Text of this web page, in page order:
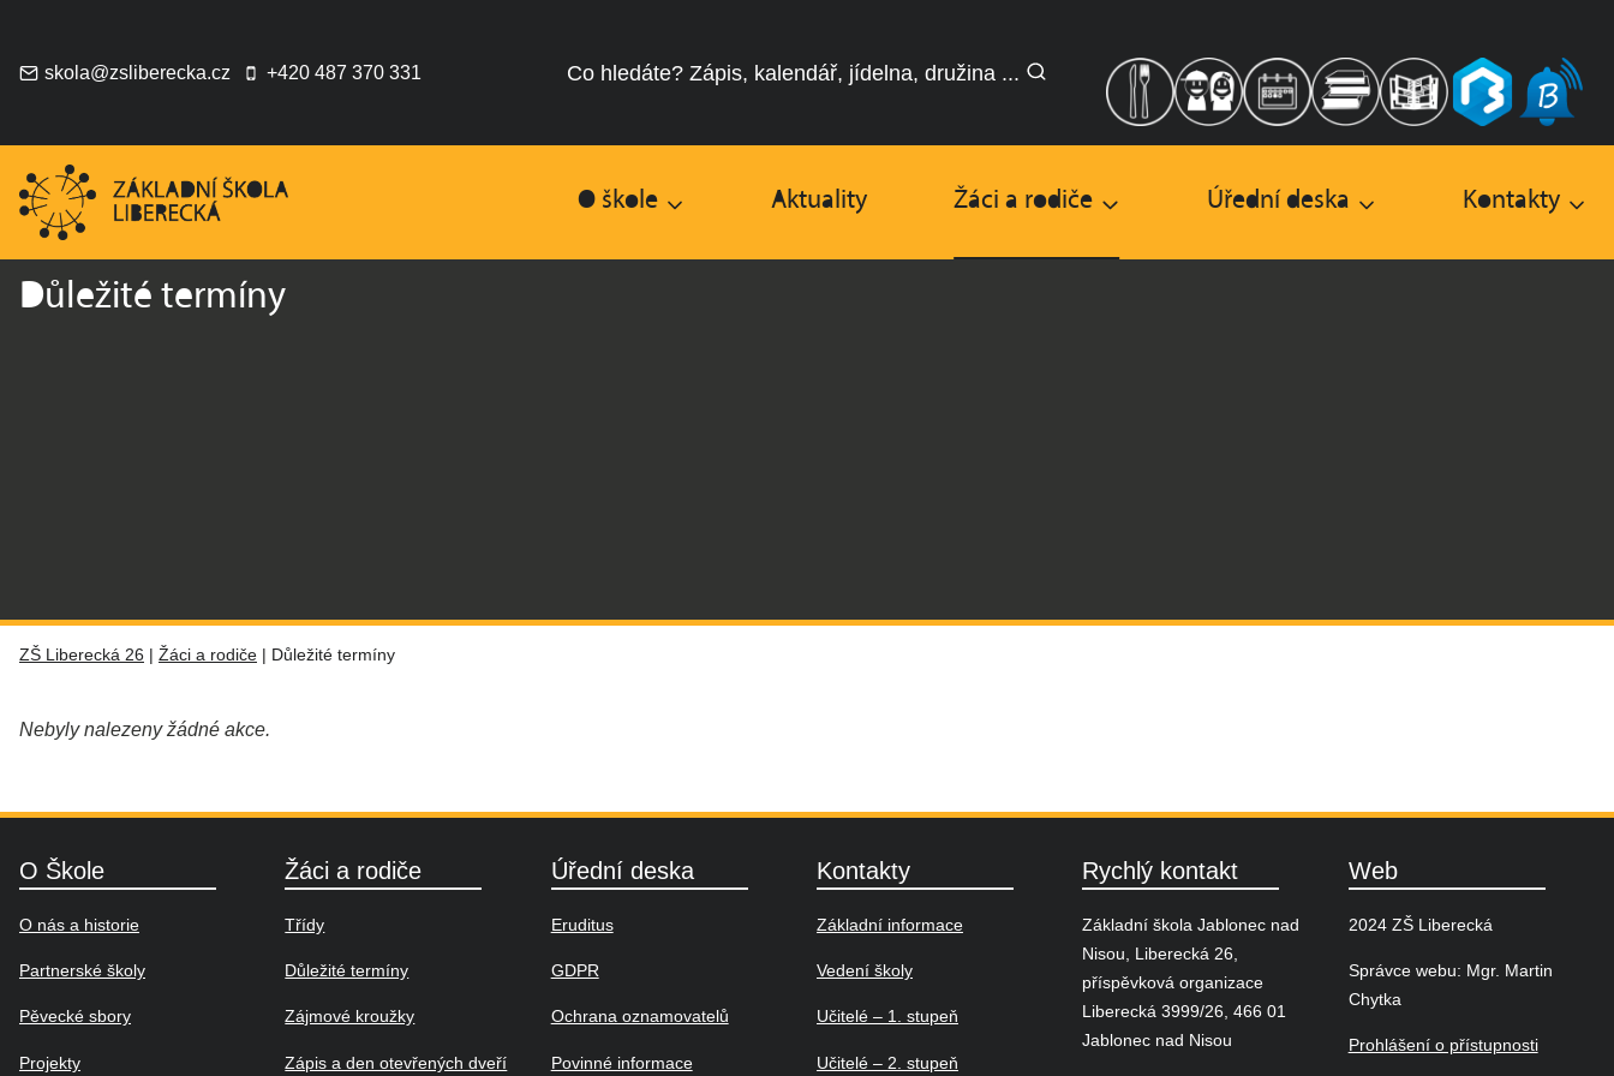
obsahskola@zsliberecka.cz +420 487 370 331 Co hledáte? Zápis, kalendář, jídelna, družina ...
O škole Aktuality Žáci a rodiče Úřední deska Kontakty
Důležité termíny
ZŠ Liberecká 26 Žáci a rodiče Důležité termíny
Nebyly nalezeny žádné akce.
O Škole
O nás a historie
Partnerské školy
Pěvecké sbory
Projekty
Žáci a rodiče
Třídy
Důležité termíny
Zájmové kroužky
Zápis a den otevřených dveří
Úřední deska
Eruditus
GDPR
Ochrana oznamovatelů
Povinné informace
Kontakty
Základní informace
Vedení školy
Učitelé – 1. stupeň
Učitelé – 2. stupeň
Rychlý kontakt
Základní škola Jablonec nad
Nisou, Liberecká 26,
příspěvková organizace
Liberecká 3999/26, 466 01
Jablonec nad Nisou
Web
2024 ZŠ Liberecká
Správce webu: Mgr. Martin
Chytka
Prohlášení o přístupnosti